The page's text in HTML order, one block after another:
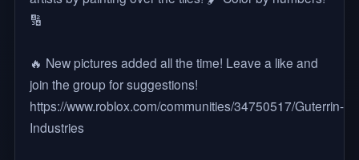
🔢
🔥 New pictures added all the time! Leave a like and
join the group for suggestions!
https://www.roblox.com/communities/34750517/Guterrin-
Industries